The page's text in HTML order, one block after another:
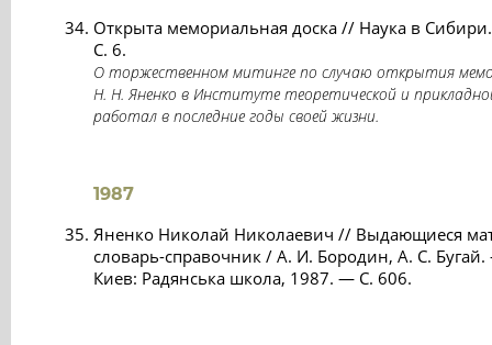
Открыта мемориальная доска // Наука в
С. 6.
О торжественном митинге по случаю открытия
Н. Н. Яненко в Институте теоретической и
работал в последние годы своей жизни.
1987
Яненко Николай Николаевич // Выдающиеся
словарь-справочник / А. И. Бородин, А. С.
Киев: Радянська школа, 1987. — С. 606.